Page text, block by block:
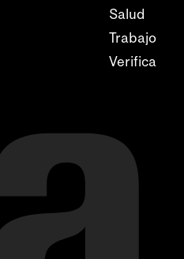
Salud
Trabajo
Verifica